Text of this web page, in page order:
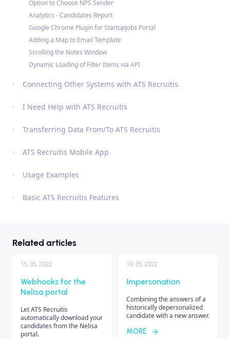
Option to Choose NPS Sender
Analytics - Candidates Report
Google Chrome Plugin for StartupJobs Portal
Adding a Map to Email Template
Scrolling the Notes Window
Dynamic Loading of Filter Items via API
Connecting Other Systems with ATS Recruitis
I Need Help with ATS Recruitis
Transferring Data From/To ATS Recruitis
ATS Recruitis Mobile App
Usage Examples
Basic ATS Recruitis Features
Related articles
15. 05. 2022
Webhooks for the
Nelisa portal
Let ATS Recruitis
automatically download your
candidates from the Nelisa
portal.
19. 05. 2022
Impersonation
Combining the answers of a
historically depersonalized
candidate with a new answer.
MORE